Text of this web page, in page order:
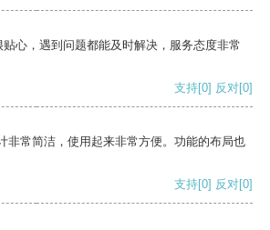
心，遇到问题都能及时解决，服务态度非常
支持[0] 反对[0]
非常简洁，使用起来非常方便。功能的布局也
支持[0] 反对[0]